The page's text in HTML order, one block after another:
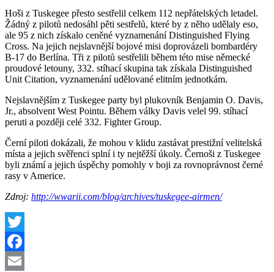
Hoši z Tuskegee přesto sestřelil celkem 112 nepřátelských letadel.
Žádný z pilotů nedosáhl pěti sestřelů, které by z něho udělaly eso,
ale 95 z nich získalo ceněné vyznamenání Distinguished Flying
Cross. Na jejich nejslavnější bojové misi doprovázeli bombardéry
B-17 do Berlína. Tři z pilotů sestřelili během této mise německé
proudové letouny, 332. stíhací skupina tak získala Distinguished
Unit Citation, vyznamenání udělované elitním jednotkám.
Nejslavnějším z Tuskegee party byl plukovník Benjamin O. Davis,
Jr., absolvent West Pointu. Během války Davis velel 99. stíhací
peruti a později celé 332. Fighter Group.
Černí piloti dokázali, že mohou v klidu zastávat prestižní velitelská
místa a jejich svěřenci splní i ty nejtěžší úkoly. Černoši z Tuskegee
byli známí a jejich úspěchy pomohly v boji za rovnoprávnost černé
rasy v Americe.
Zdroj: http://wwarii.com/blog/archives/tuskegee-airmen/
Twitter
Facebook